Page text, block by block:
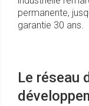
permanente,
garantie 30 ans.
Le réseau